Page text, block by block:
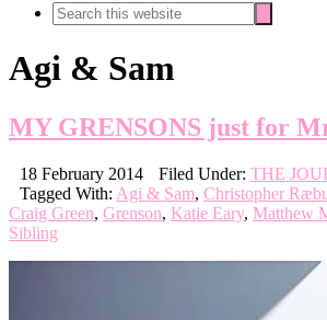
Search
this
Agi & Sam
MY GRENSONS just for
18 February 2014 Filed Under: THE
Tagged With: Agi & Sam, Christopher
Craig Green, Grenson, Katie Eary, Matthew
Sibling